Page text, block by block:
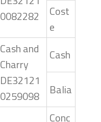
0082282
Cost
e
Cash and
Charry
DE32121
0259098
Cash
Balia
Conc